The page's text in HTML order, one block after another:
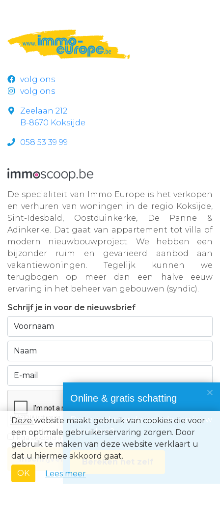
Online & gratis schatting
Benieuwd naar de waarde van jouw
eigendom?
Bereken het zelf
volg ons
volg ons
Zeelaan 212
B-8670 Koksijde
058 53 39 99
De specialiteit van Immo Europe is het verkopen
en verhuren van woningen in de regio Koksijde,
Sint-Idesbald, Oostduinkerke, De Panne &
Adinkerke. Dat gaat van appartement tot villa of
modern nieuwbouwproject. We hebben een
bijzonder ruim en gevarieerd aanbod aan
vakantiewoningen. Tegelijk kunnen we
terugbogen op meer dan een halve eeuw
ervaring in het beheer van gebouwen (syndic).
Schrijf je in voor de nieuwsbrief
Ik ga akkoord met de privacyvoorwaarden
Inschrijven
Deze website maakt gebruik van cookies die voor
een optimale gebruikerservaring zorgen. Door
gebruik te maken van deze website verklaart u
dat u hiermee akkoord gaat.
OK
Lees meer